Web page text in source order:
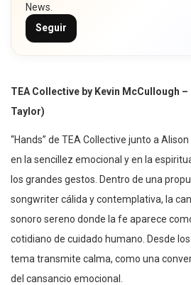
News.
Seguir
TEA Collective by Kevin McCullough
Taylor)
“Hands” de TEA Collective junto a
en la sencillez emocional y en la
los grandes gestos. Dentro de una
songwriter cálida y contemplativa, la
sonoro sereno donde la fe aparece
cotidiano de cuidado humano. Desde
tema transmite calma, como una
del cansancio emocional.